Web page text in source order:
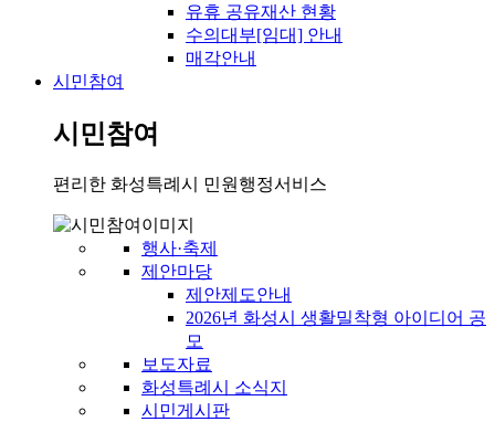
유휴 공유재산 현황
수의대부[임대] 안내
매각안내
시민참여
시민참여
편리한 화성특례시 민원행정서비스
행사·축제
제안마당
제안제도안내
2026년 화성시 생활밀착형 아이디어 공
모
보도자료
화성특례시 소식지
시민게시판